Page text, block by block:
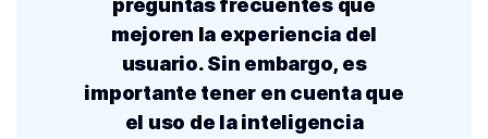
preguntas frecuentes que
mejoren la experiencia del
usuario. Sin embargo, es
importante tener en cuenta que
el uso de la inteligencia